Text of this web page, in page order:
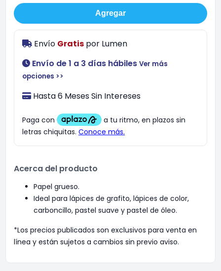
Agregar
Envío Gratis por Lumen
Envío de 1 a 3 días hábiles Ver más
opciones >>
Hasta 6 Meses Sin Intereses
Acerca del producto
Papel grueso.
Ideal para lápices de grafito, lápices de color,
carboncillo, pastel suave y pastel de óleo.
*Los precios publicados son exclusivos para venta en
línea y están sujetos a cambios sin previo aviso.